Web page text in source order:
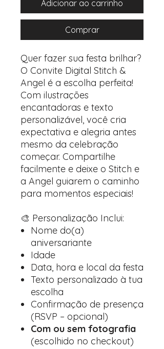
Adicionar ao carrinho
Comprar
Quer fazer sua festa brilhar?
O Convite Digital Stitch &
Angel é a escolha perfeita!
Com ilustrações
encantadoras e texto
personalizável, você cria
expectativa e alegria antes
mesmo da celebração
começar. Compartilhe
facilmente e deixe o Stitch e
a Angel guiarem o caminho
para momentos especiais!
🎨 Personalização Inclui:
Nome do(a)
aniversariante
Idade
Data, hora e local da festa
Texto personalizado à tua
escolha
Confirmação de presença
(RSVP – opcional)
Com ou sem fotografia
(escolhido no checkout)